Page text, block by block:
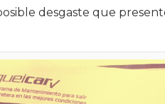
desgaste que